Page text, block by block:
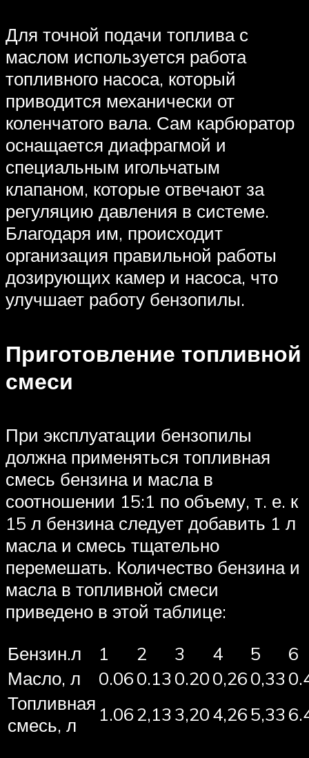
Для точной подачи топлива с
маслом используется работа
топливного насоса, который
приводится механически от
коленчатого вала. Сам карбюратор
оснащается диафрагмой и
специальным игольчатым
клапаном, которые отвечают за
регуляцию давления в системе.
Благодаря им, происходит
организация правильной работы
дозирующих камер и насоса, что
улучшает работу бензопилы.
Приготовление топливной
смеси
При эксплуатации бензопилы
должна применяться топливная
смесь бензина и масла в
соотношении 15:1 по объему, т. е. к
15 л бензина следует добавить 1 л
масла и смесь тщательно
перемешать. Количество бензина и
масла в топливной смеси
приведено в этой таблице:
Бензин.л
1 2 3 4 5
6
Масло, л
0.060.13 0.200,260,33
Топливная
смесь, л
1.062,13 3,204,265,33